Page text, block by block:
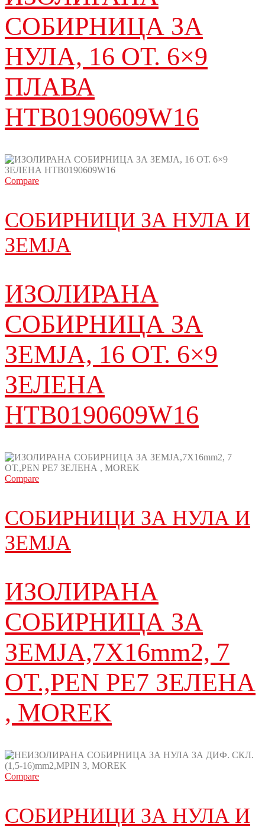
СОБИРНИЦА ЗА
НУЛА, 16 ОТ. 6×9
ПЛАВА
HTB0190609W16
Compare
СОБИРНИЦИ ЗА НУЛА И
ЗЕМЈА
ИЗОЛИРАНА
СОБИРНИЦА ЗА
ЗЕМЈА, 16 ОТ. 6×9
ЗЕЛЕНА
HTB0190609W16
Compare
СОБИРНИЦИ ЗА НУЛА И
ЗЕМЈА
ИЗОЛИРАНА
СОБИРНИЦА ЗА
ЗЕМЈА,7X16mm2, 7
ОТ.,PEN PE7 ЗЕЛЕНА
, MOREK
Compare
СОБИРНИЦИ ЗА НУЛА И